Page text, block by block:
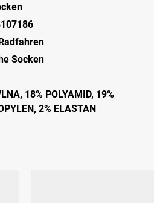
Socken
18% POLYAMID, 19%
2% ELASTAN